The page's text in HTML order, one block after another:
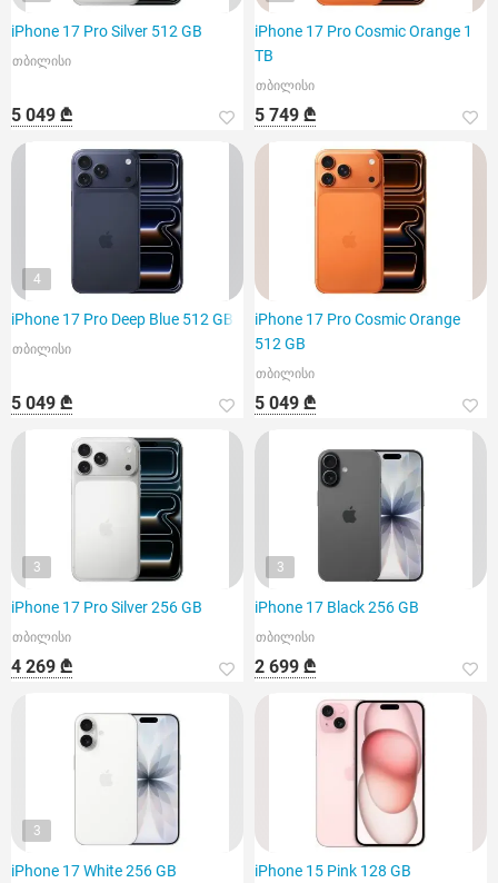
iPhone 17 Pro Silver 512 GB
თბილისი
5 049 ₾
iPhone 17 Pro Cosmic Orange 1
TB
თბილისი
5 749 ₾
4
iPhone 17 Pro Deep Blue 512 GB
თბილისი
5 049 ₾
iPhone 17 Pro Cosmic Orange
512 GB
თბილისი
5 049 ₾
3
iPhone 17 Pro Silver 256 GB
თბილისი
4 269 ₾
3
iPhone 17 Black 256 GB
თბილისი
2 699 ₾
3
iPhone 17 White 256 GB iPhone 15 Pink 128 GB